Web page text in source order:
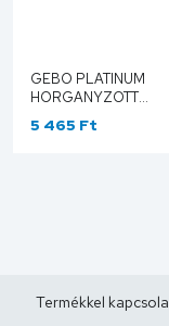
GEBO PLATINUM
HORGANYZOTT
HOLLANDER
5/4" 97-7V
5 465 Ft
Termékkel